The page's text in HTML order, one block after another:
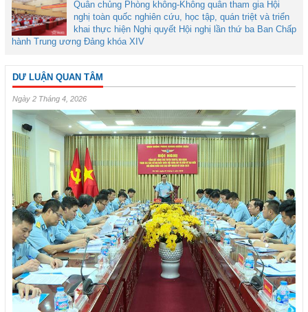
Quân chủng Phòng không-Không quân tham gia Hội
nghị toàn quốc nghiên cứu, học tập, quán triệt và triển
khai thực hiện Nghị quyết Hội nghị lần thứ ba Ban Chấp
hành Trung ương Đảng khóa XIV
DƯ LUẬN QUAN TÂM
Ngày 2 Tháng 4, 2026